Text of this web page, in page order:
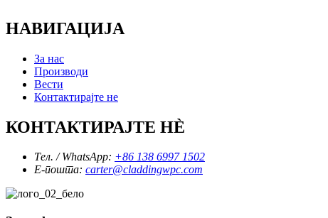
НАВИГАЦИЈА
За нас
Производи
Вести
Контактирајте не
КОНТАКТИРАЈТЕ НÈ
Тел. / WhatsApp: +86 138 6997 1502
Е-пошта: carter@claddingwpc.com